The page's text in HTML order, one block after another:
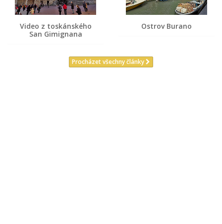
Video z toskánského
San Gimignana
Ostrov Burano
Procházet všechny články